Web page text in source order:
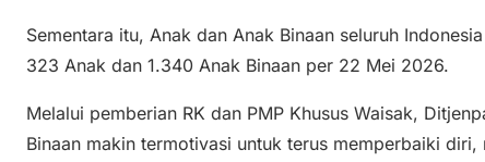
Sementara itu, Anak dan Anak Binaan seluruh
323 Anak dan 1.340 Anak Binaan per 22 Mei 2026.
Melalui pemberian RK dan PMP Khusus Waisak,
Binaan makin termotivasi untuk terus memperbaiki diri,